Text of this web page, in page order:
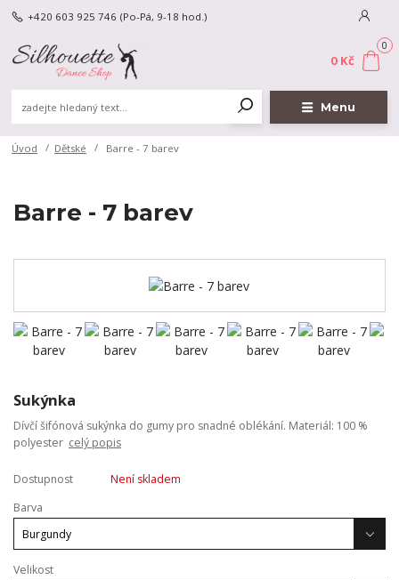
Menu
+420 603 925 746 (Po-Pá, 9-18 hod.)
0
0 Kč
Úvod Dětské Barre - 7 barev
Barre - 7 barev
Sukýnka
Dívčí šifónová sukýnka do gumy pro snadné oblékání. Materiál: 100 %
polyester celý popis
Dostupnost
Není skladem
Barva
Velikost